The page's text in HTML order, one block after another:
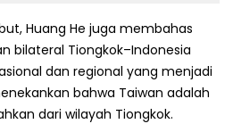
Huang He juga membahas
bilateral Tiongkok–Indonesia
dan regional yang menjadi
bahwa Taiwan adalah
dari wilayah Tiongkok.